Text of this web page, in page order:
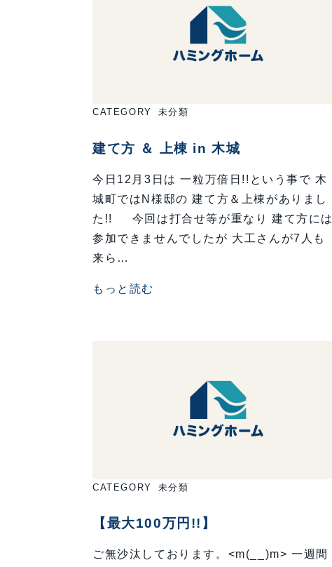
CATEGORY 未分類
建て方 ＆ 上棟 in 木城
今日12月3日は 一粒万倍日!!という事で 木
城町ではN様邸の 建て方＆上棟がありまし
た!! 今回は打合せ等が重なり 建て方には
参加できませんでしたが 大工さんが7人も
来ら…
もっと読む
CATEGORY 未分類
【最大100万円!!】
ご無沙汰しております。<m(__)m> 一週間